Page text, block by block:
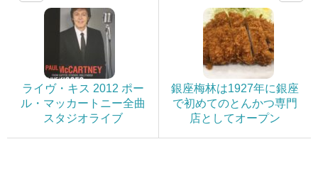
ライヴ・キス 2012 ポー
ル・マッカートニー全曲
スタジオライブ
銀座梅林は1927年に銀座
で初めてのとんかつ専門
店としてオープン